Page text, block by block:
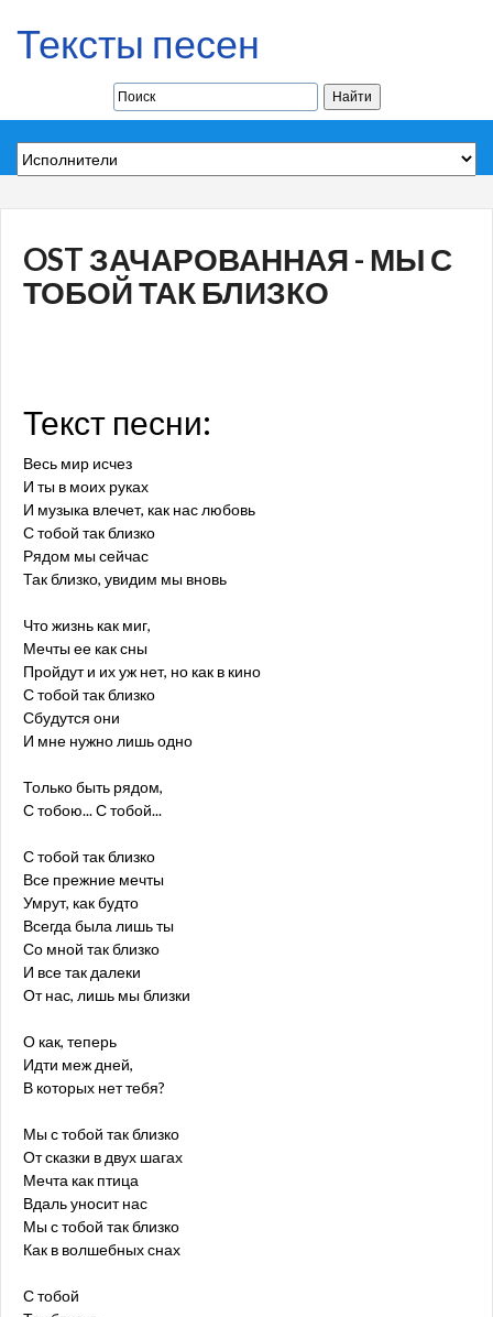
Тексты песен
OST ЗАЧАРОВАННАЯ - МЫ С
ТОБОЙ ТАК БЛИЗКО
Текст песни:
Весь мир исчез
И ты в моих руках
И музыка влечет, как нас любовь
С тобой так близко
Рядом мы сейчас
Так близко, увидим мы вновь
Что жизнь как миг,
Мечты ее как сны
Пройдут и их уж нет, но как в кино
С тобой так близко
Сбудутся они
И мне нужно лишь одно
Только быть рядом,
С тобою... С тобой...
С тобой так близко
Все прежние мечты
Умрут, как будто
Всегда была лишь ты
Со мной так близко
И все так далеки
От нас, лишь мы близки
О как, теперь
Идти меж дней,
В которых нет тебя?
Мы с тобой так близко
От сказки в двух шагах
Мечта как птица
Вдаль уносит нас
Мы с тобой так близко
Как в волшебных снах
С тобой